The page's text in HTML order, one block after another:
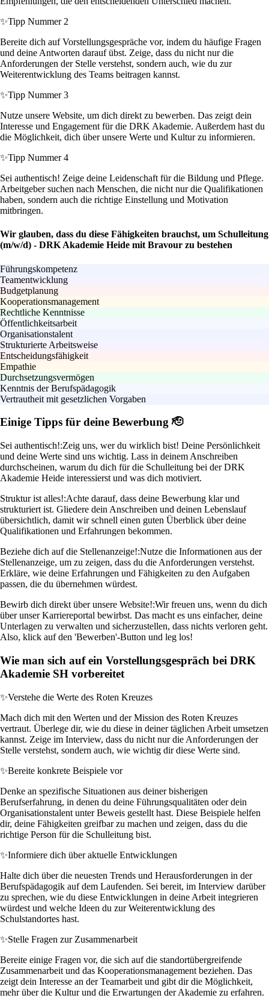
✨Tipp Nummer 2
Bereite dich auf Vorstellungsgespräche vor, indem du häufige Fragen
und deine Antworten darauf übst. Zeige, dass du nicht nur die
Anforderungen der Stelle verstehst, sondern auch, wie du zur
Weiterentwicklung des Teams beitragen kannst.
✨Tipp Nummer 3
Nutze unsere Website, um dich direkt zu bewerben. Das zeigt dein
Interesse und Engagement für die DRK Akademie. Außerdem hast du
die Möglichkeit, dich über unsere Werte und Kultur zu informieren.
✨Tipp Nummer 4
Sei authentisch! Zeige deine Leidenschaft für die Bildung und Pflege.
Arbeitgeber suchen nach Menschen, die nicht nur die Qualifikationen
haben, sondern auch die richtige Einstellung und Motivation
mitbringen.
Wir glauben, dass du diese Fähigkeiten brauchst, um Schulleitung
(m/w/d) - DRK Akademie Heide mit Bravour zu bestehen
Führungskompetenz
Teamentwicklung
Budgetplanung
Kooperationsmanagement
Rechtliche Kenntnisse
Öffentlichkeitsarbeit
Organisationstalent
Strukturierte Arbeitsweise
Entscheidungsfähigkeit
Empathie
Durchsetzungsvermögen
Kenntnis der Berufspädagogik
Vertrautheit mit gesetzlichen Vorgaben
Einige Tipps für deine Bewerbung 🫡
Sei authentisch!:Zeig uns, wer du wirklich bist! Deine Persönlichkeit
und deine Werte sind uns wichtig. Lass in deinem Anschreiben
durchscheinen, warum du dich für die Schulleitung bei der DRK
Akademie Heide interessierst und was dich motiviert.
Struktur ist alles!:Achte darauf, dass deine Bewerbung klar und
strukturiert ist. Gliedere dein Anschreiben und deinen Lebenslauf
übersichtlich, damit wir schnell einen guten Überblick über deine
Qualifikationen und Erfahrungen bekommen.
Beziehe dich auf die Stellenanzeige!:Nutze die Informationen aus der
Stellenanzeige, um zu zeigen, dass du die Anforderungen verstehst.
Erkläre, wie deine Erfahrungen und Fähigkeiten zu den Aufgaben
passen, die du übernehmen würdest.
Bewirb dich direkt über unsere Website!:Wir freuen uns, wenn du dich
über unser Karriereportal bewirbst. Das macht es uns einfacher, deine
Unterlagen zu verwalten und sicherzustellen, dass nichts verloren geht.
Also, klick auf den 'Bewerben'-Button und leg los!
Wie man sich auf ein Vorstellungsgespräch bei DRK
Akademie SH vorbereitet
✨Verstehe die Werte des Roten Kreuzes
Mach dich mit den Werten und der Mission des Roten Kreuzes
vertraut. Überlege dir, wie du diese in deiner täglichen Arbeit umsetzen
kannst. Zeige im Interview, dass du nicht nur die Anforderungen der
Stelle verstehst, sondern auch, wie wichtig dir diese Werte sind.
✨Bereite konkrete Beispiele vor
Denke an spezifische Situationen aus deiner bisherigen
Berufserfahrung, in denen du deine Führungsqualitäten oder dein
Organisationstalent unter Beweis gestellt hast. Diese Beispiele helfen
dir, deine Fähigkeiten greifbar zu machen und zeigen, dass du die
richtige Person für die Schulleitung bist.
✨Informiere dich über aktuelle Entwicklungen
Halte dich über die neuesten Trends und Herausforderungen in der
Berufspädagogik auf dem Laufenden. Sei bereit, im Interview darüber
zu sprechen, wie du diese Entwicklungen in deine Arbeit integrieren
würdest und welche Ideen du zur Weiterentwicklung des
Schulstandortes hast.
✨Stelle Fragen zur Zusammenarbeit
Bereite einige Fragen vor, die sich auf die standortübergreifende
Zusammenarbeit und das Kooperationsmanagement beziehen. Das
zeigt dein Interesse an der Teamarbeit und gibt dir die Möglichkeit,
mehr über die Kultur und die Erwartungen der Akademie zu erfahren.